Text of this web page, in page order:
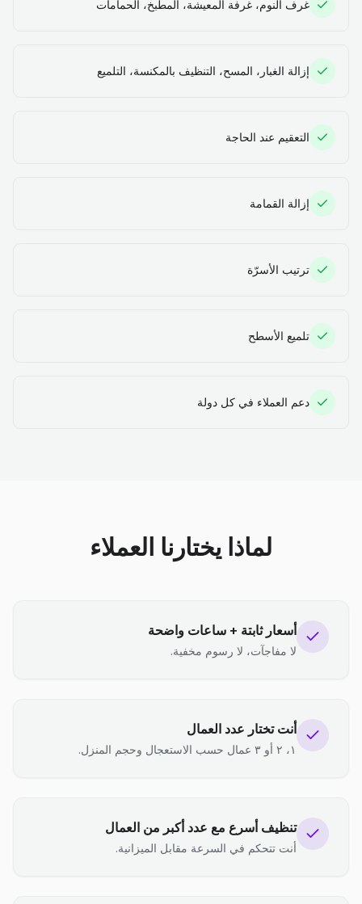
غرف النوم، غرفة المعيشة، المطبخ، الحمامات
إزالة الغبار، المسح، التنظيف بالمكنسة، التلميع
التعقيم عند الحاجة
إزالة القمامة
ترتيب الأسرّة
تلميع الأسطح
دعم العملاء في كل دولة
لماذا يختارنا العملاء
أسعار ثابتة + ساعات واضحة
لا مفاجآت، لا رسوم مخفية.
أنت تختار عدد العمال
١، ٢ أو ٣ عمال حسب الاستعجال وحجم المنزل.
تنظيف أسرع مع عدد أكبر من العمال
أنت تتحكم في السرعة مقابل الميزانية.